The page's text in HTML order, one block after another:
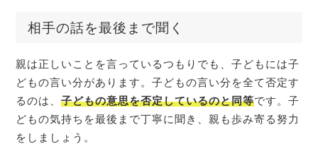
相手の話を最後まで聞く
親は正しいことを言っているつもりでも、子どもには子
どもの言い分があります。子どもの言い分を全て否定す
るのは、子どもの意思を否定しているのと同等です。子
どもの気持ちを最後まで丁寧に聞き、親も歩み寄る努力
をしましょう。